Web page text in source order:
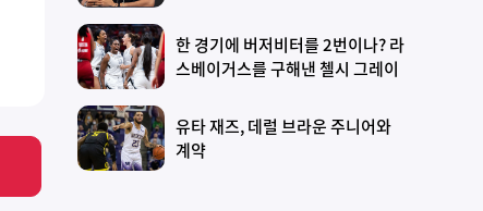
한 경기에 버저비터를 2번이나? 라
스베이거스를 구해낸 첼시 그레이
유타 재즈, 데럴 브라운 주니어와
계약